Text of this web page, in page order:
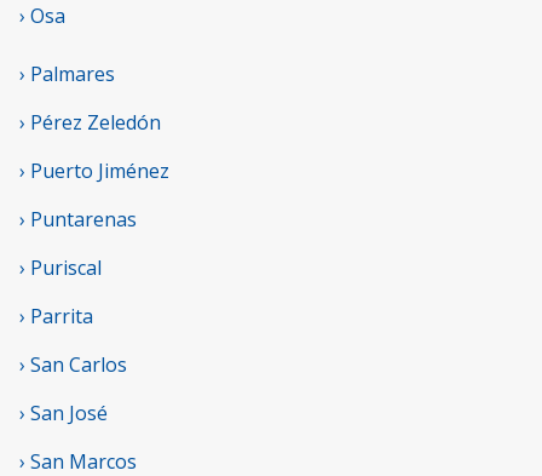
› Osa
› Palmares
› Pérez Zeledón
› Puerto Jiménez
› Puntarenas
› Puriscal
› Parrita
› San Carlos
› San José
› San Marcos